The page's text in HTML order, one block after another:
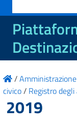
per:
/
civico/ Registro degli
2019